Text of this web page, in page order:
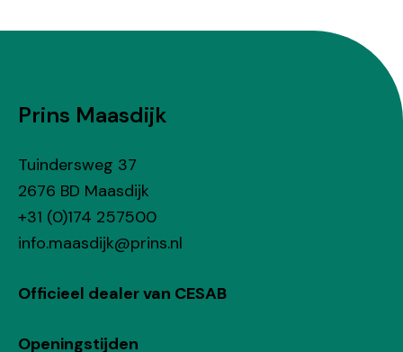
Prins Maasdijk
Tuindersweg 37
2676 BD Maasdijk
+31 (0)174 257500
ln.snirp
@kjidsaam.ofni
Officieel dealer van CESAB
Openingstijden